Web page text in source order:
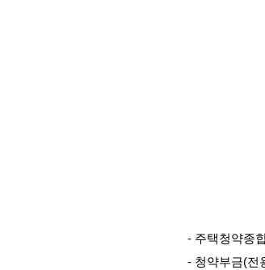
- 주택청약종
- 청약부금(전